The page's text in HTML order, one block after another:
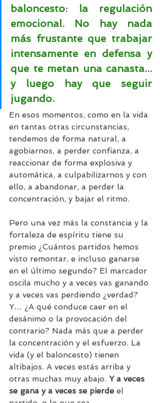
baloncesto: la regulación
emocional. No hay nada
más frustante que trabajar
intensamente en defensa y
que te metan una canasta...
y luego hay que seguir
jugando.
En esos momentos, como en la vida
en tantas otras circunstancias,
tendemos de forma natural, a
agobiarnos, a perder confianza, a
reaccionar de forma explosiva y
automática, a culpabilizarnos y con
ello, a abandonar, a perder la
concentración, y bajar el ritmo.
Pero una vez más la constancia y la
fortaleza de espíritu tiene su
premio ¿Cuántos partidos hemos
visto remontar, e incluso ganarse
en el último segundo? El marcador
oscila mucho y a veces vas ganando
y a veces vas perdiendo ¿verdad?
Y… ¿A qué conduce caer en el
desánimo o la provocación del
contrario? Nada más que a perder
la concentración y el esfuerzo. La
vida (y el baloncesto) tienen
altibajos. A veces estás arriba y
otras muchas muy abajo. Y a veces
se gana y a veces se pierde el